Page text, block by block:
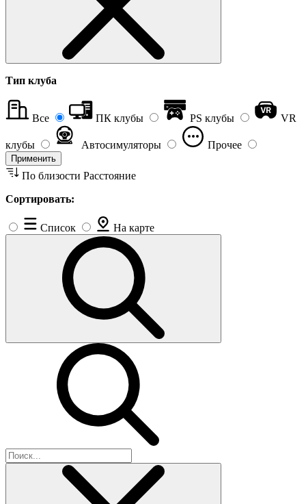
Тип клуба
Все ПК клубы PS клубы VR
клубы Автосимуляторы Прочее
Применить
По близости Расстояние
Сортировать:
Список На карте